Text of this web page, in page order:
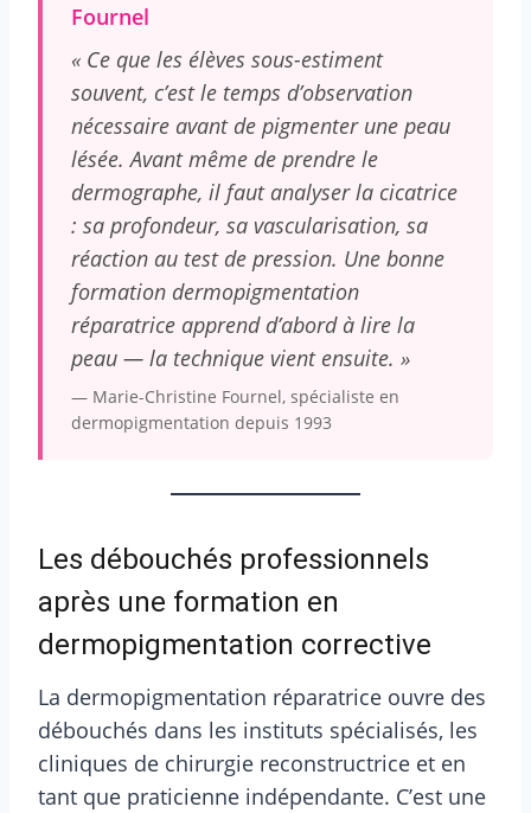
Fournel
« Ce que les élèves sous-estiment
souvent, c’est le temps d’observation
nécessaire avant de pigmenter une peau
lésée. Avant même de prendre le
dermographe, il faut analyser la cicatrice
: sa profondeur, sa vascularisation, sa
réaction au test de pression. Une bonne
formation dermopigmentation
réparatrice apprend d’abord à lire la
peau — la technique vient ensuite. »
— Marie-Christine Fournel, spécialiste en
dermopigmentation depuis 1993
Les débouchés professionnels
après une formation en
dermopigmentation corrective
La dermopigmentation réparatrice ouvre des
débouchés dans les instituts spécialisés, les
cliniques de chirurgie reconstructrice et en
tant que praticienne indépendante. C’est une